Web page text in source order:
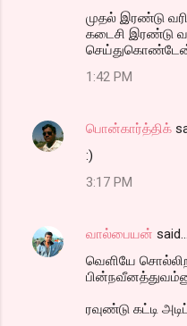
முதல் இரண்டு வரி
கடைசி இரண்டு
1:42 PM
பொன்கார்த்திக்
:)
3:17 PM
வால்பையன் said…
வெளியே
ரவுண்டு கட்டி